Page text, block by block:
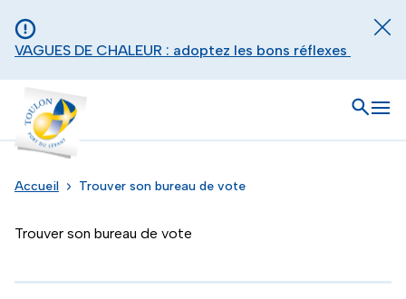
VAGUES DE CHALEUR : adoptez les bons réflexes
Toulon - Port du levant, retour à l'accueil
Ouvrir
Accueil Trouver son bureau de vote
Trouver son bureau de vote